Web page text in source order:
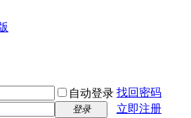
自动登录 找回密码
登录 立即注册